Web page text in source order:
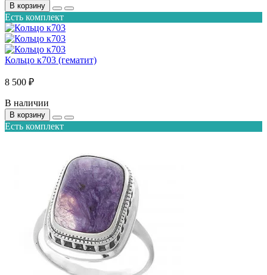
В корзину
Есть комплект
Кольцо к703 (гематит)
8 500 ₽
В наличии
В корзину
Есть комплект